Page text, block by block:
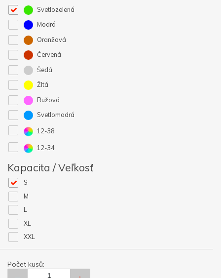
Svetlozelená
Modrá
Oranžová
Červená
Šedá
Žltá
Ružová
Svetlomodrá
12-38
12-34
Kapacita / Veľkosť
S
M
L
XL
XXL
Počet kusů: